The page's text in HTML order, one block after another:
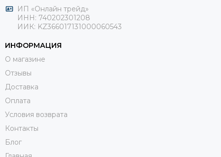
ИП «Онлайн трейд»
ИНН: 740202301208
ИИК: KZ366017131000060543
ИНФОРМАЦИЯ
О магазине
Отзывы
Доставка
Оплата
Условия возврата
Контакты
Блог